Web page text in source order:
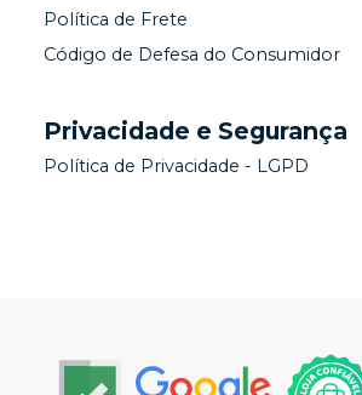
Política de Frete
Código de Defesa do Consumidor
Privacidade e Segurança
Política de Privacidade - LGPD